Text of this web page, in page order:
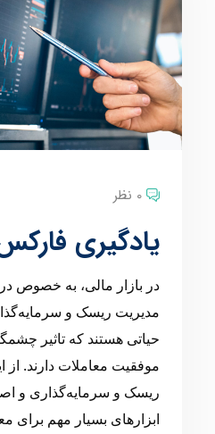
0 نظر
یادگیری
در بازار مالی، به خصوص
مدیریت ریسک و
حیاتی هستند که تاثیر
موفقیت معاملات دارند. از
ریسک و سرمایه‌گذاری و
ابزارهای بسیار مهم برای